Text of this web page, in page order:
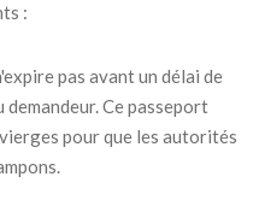
:
pas avant un délai de
Ce passeport
pour que les autorités